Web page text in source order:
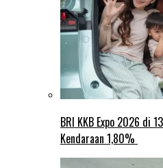
BRI KKB Expo 2026 di
Kendaraan 1,80%